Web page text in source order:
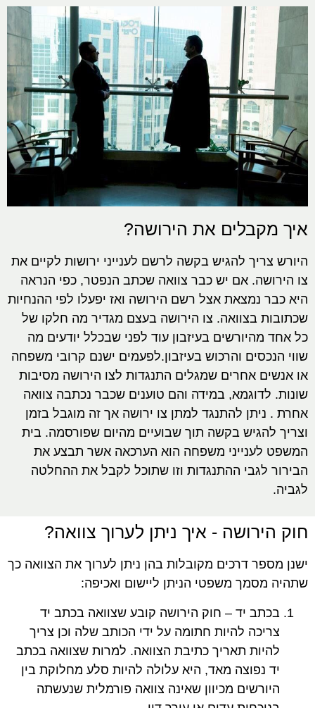
איך מקבלים את הירושה?
היורש צריך להגיש בקשה לרשם לענייני ירושות לקיים את
צו הירושה. אם יש כבר צוואה שכתב הנפטר, כפי הנראה
היא כבר נמצאת אצל רשם הירושה ואז יפעלו לפי ההנחיות
שכתובות בצוואה. צו הירושה בעצם מגדיר מה חלקו של
כל אחד מהיורשים בעיזבון עוד לפני שבכלל יודעים מה
שווי הנכסים והרכוש בעיזבון.לפעמים ישנם קרובי משפחה
או אנשים אחרים שמגלים התנגדות לצו הירושה מסיבות
שונות. לדוגמא, במידה והם טוענים שכבר נכתבה צוואה
אחרת . ניתן להתנגד למתן צו ירושה אך זה מוגבל בזמן
וצריך להגיש בקשה תוך שבועיים מהיום שפורסמה. בית
המשפט לענייני משפחה הוא הערכאה אשר תבצע את
הבירור לגבי ההתנגדות וזו שתוכל לקבל את ההחלטה
לגביה.
חוק הירושה - איך ניתן לערוך צוואה?
ישנן מספר דרכים מקובלות בהן ניתן לערוך את הצוואה כך
שתהיה מסמך משפטי הניתן ליישום ואכיפה:
בכתב יד – חוק הירושה קובע שצוואה בכתב יד
צריכה להיות חתומה על ידי הכותב שלה וכן צריך
להיות תאריך כתיבת הצוואה. למרות שצוואה בכתב
יד נפוצה מאד, היא עלולה להיות סלע מחלוקת בין
היורשים מכיוון שאינה צוואה פורמלית שנעשתה